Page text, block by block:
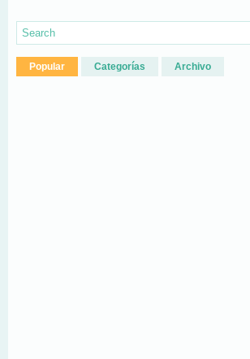
Popular Categorías Archivo